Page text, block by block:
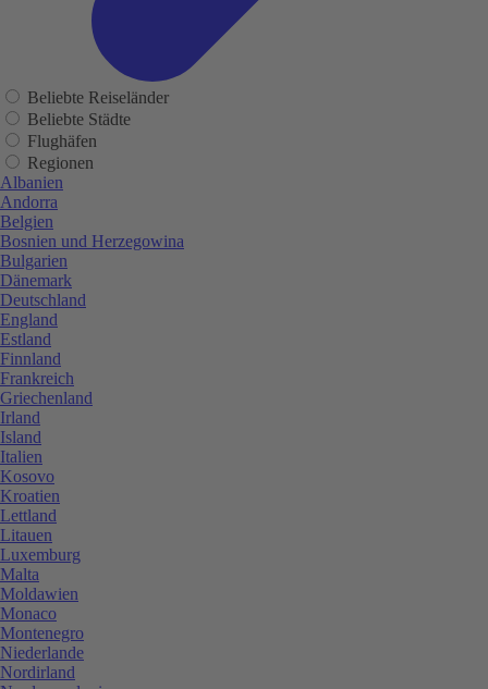
Beliebte Reiseländer
Beliebte Städte
Flughäfen
Regionen
Albanien
Andorra
Belgien
Bosnien und Herzegowina
Bulgarien
Dänemark
Deutschland
England
Estland
Finnland
Frankreich
Griechenland
Irland
Island
Italien
Kosovo
Kroatien
Lettland
Litauen
Luxemburg
Malta
Moldawien
Monaco
Montenegro
Niederlande
Nordirland